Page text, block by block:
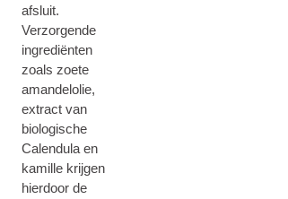
afsluit.
Verzorgende
ingrediënten
zoals zoete
amandelolie,
extract van
biologische
Calendula en
kamille krijgen
hierdoor de